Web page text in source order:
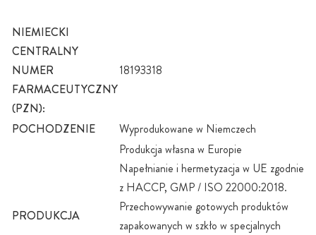
NIEMIECKI
CENTRALNY
NUMER
FARMACEUTYCZNY
(PZN):
18193318
POCHODZENIE Wyprodukowane w Niemczech
PRODUKCJA
Produkcja własna w Europie
Napełnianie i hermetyzacja w UE zgodnie
z HACCP, GMP / ISO 22000:2018.
Przechowywanie gotowych produktów
zapakowanych w szkło w specjalnych